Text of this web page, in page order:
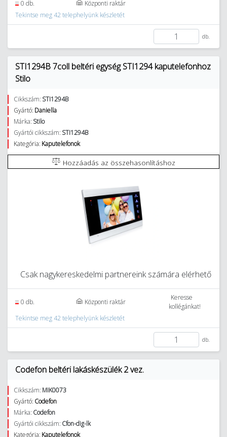
0 db.
Központi raktár
Tekintse meg 42 telephelyünk készletét
db.
STI1294B 7coll beltéri egység STI1294 kaputelefonhoz
Stilo
Cikkszám: STI1294B
Gyártó: Daniella
Márka: Stilo
Gyártói cikkszám: STI1294B
Kategória: Kaputelefonok
Hozzáadás az összehasonlításhoz
Csak nagykereskedelmi partnereink számára elérhető
0 db. Központi raktár
Keresse
kollégánkat!
Tekintse meg 42 telephelyünk készletét
db.
Codefon beltéri lakáskészülék 2 vez.
Cikkszám: MIK0073
Gyártó: Codefon
Márka: Codefon
Gyártói cikkszám: Cfon-dig-lk
Kategória: Kaputelefonok